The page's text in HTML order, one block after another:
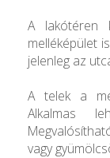
A lakótéren
melléképület
jelenleg az
A telek a
Alkalmas
vagy